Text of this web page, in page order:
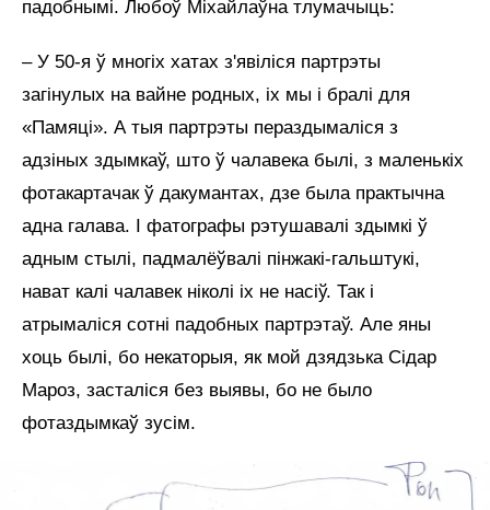
падобнымі. Любоў Міхайлаўна тлумачыць:
– У 50-я ў многіх хатах з'явіліся партрэты
загінулых на вайне родных, іх мы і бралі для
«Памяці». А тыя партрэты пераздымаліся з
адзіных здымкаў, што ў чалавека былі, з маленькіх
фотакартачак ў дакумантах, дзе была практычна
адна галава. І фатографы рэтушавалі здымкі ў
адным стылі, падмалёўвалі пінжакі-гальштукі,
нават калі чалавек ніколі іх не насіў. Так і
атрымаліся сотні падобных партрэтаў. Але яны
хоць былі, бо некаторыя, як мой дзядзька Сідар
Мароз, засталіся без выявы, бо не было
фотаздымкаў зусім.